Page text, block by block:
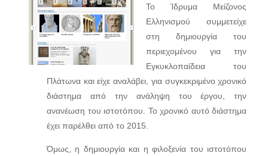
Το Ίδρυμα Μείζονος
Ελληνισμού συμμετείχε
στη δημιουργία του
περιεχομένου για την
Εγκυκλοπαίδεια του
Πλάτωνα και είχε αναλάβει, για συγκεκριμένο χρονικό
διάστημα από την ανάληψη του έργου, την
ανανέωση του ιστοτόπου. Το χρονικό αυτό διάστημα
έχει παρέλθει από το 2015.
Όμως, η δημιουργία και η φιλοξενία του ιστοτόπου